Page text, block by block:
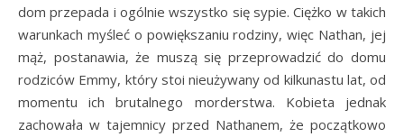
dom przepada i ogólnie wszystko się sypie. Ciężko w takich
warunkach myśleć o powiększaniu rodziny, więc Nathan, jej
mąż, postanawia, że muszą się przeprowadzić do domu
rodziców Emmy, który stoi nieużywany od kilkunastu lat, od
momentu ich brutalnego morderstwa. Kobieta jednak
zachowała w tajemnicy przed Nathanem, że początkowo